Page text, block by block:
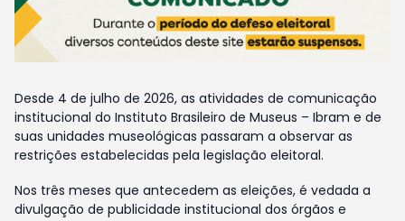
Desde 4 de julho de 2026, as atividades de comunicação
institucional do Instituto Brasileiro de Museus – Ibram e de
suas unidades museológicas passaram a observar as
restrições estabelecidas pela legislação eleitoral.
Nos três meses que antecedem as eleições, é vedada a
divulgação de publicidade institucional dos órgãos e